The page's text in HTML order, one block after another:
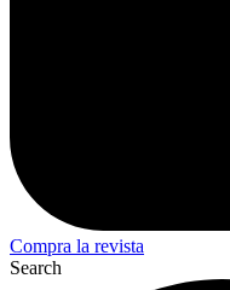
Compra la revista
Search